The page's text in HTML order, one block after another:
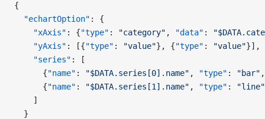
{
  "echartOption"
: {
    "xAxis"
: {"type" : "category" , "data" :
    "yAxis"
: [{"type" : "value"}, {"type" : "value"}],
    "series"
: [
      {
"name" : "$DATA.series[0].name" , "type" : "bar"
      {
"name" : "$DATA.series[1].name" , "type" :
"line"
    ]
  }